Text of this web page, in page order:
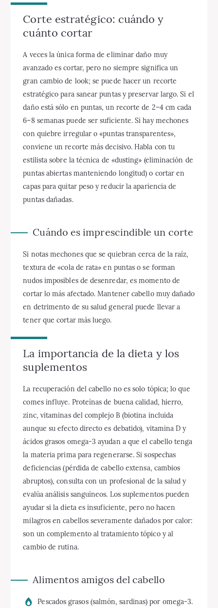
Corte estratégico: cuándo y
cuánto cortar
A veces la única forma de eliminar daño muy
avanzado es cortar, pero no siempre significa un
gran cambio de look; se puede hacer un recorte
estratégico para sanear puntas y preservar largo. Si el
daño está sólo en puntas, un recorte de 2–4 cm cada
6–8 semanas puede ser suficiente. Si hay mechones
con quiebre irregular o «puntas transparentes»,
conviene un recorte más decisivo. Habla con tu
estilista sobre la técnica de «dusting» (eliminación de
puntas abiertas manteniendo longitud) o cortar en
capas para quitar peso y reducir la apariencia de
puntas dañadas.
Cuándo es imprescindible un corte
Si notas mechones que se quiebran cerca de la raíz,
textura de «cola de rata» en puntas o se forman
nudos imposibles de desenredar, es momento de
cortar lo más afectado. Mantener cabello muy dañado
en detrimento de su salud general puede llevar a
tener que cortar más luego.
La importancia de la dieta y los
suplementos
La recuperación del cabello no es solo tópica; lo que
comes influye. Proteínas de buena calidad, hierro,
zinc, vitaminas del complejo B (biotina incluida
aunque su efecto directo es debatido), vitamina D y
ácidos grasos omega-3 ayudan a que el cabello tenga
la materia prima para regenerarse. Si sospechas
deficiencias (pérdida de cabello extensa, cambios
abruptos), consulta con un profesional de la salud y
evalúa análisis sanguíneos. Los suplementos pueden
ayudar si la dieta es insuficiente, pero no hacen
milagros en cabellos severamente dañados por calor:
son un complemento al tratamiento tópico y al
cambio de rutina.
Alimentos amigos del cabello
Pescados grasos (salmón, sardinas) por omega-3.